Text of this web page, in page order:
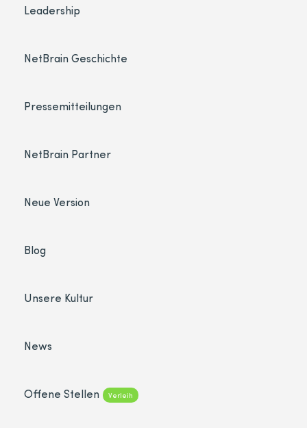
Leadership
NetBrain Geschichte
Pressemitteilungen
NetBrain Partner
Neue Version
Blog
Unsere Kultur
News
Offene Stellen Verleih